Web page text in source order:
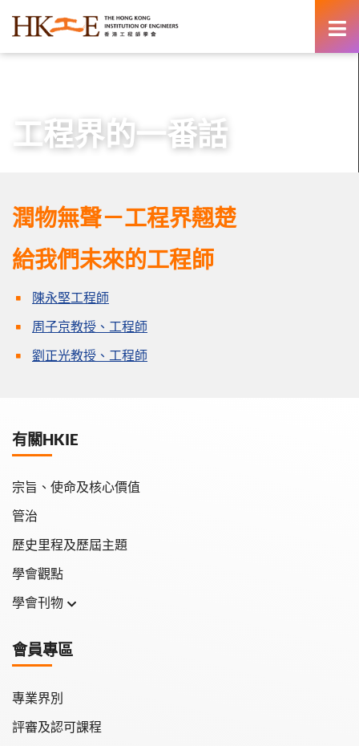
工程界的一番話
潤物無聲－工程界翹楚
給我們未來的工程師
陳永堅工程師
周子京教授、工程師
劉正光教授、工程師
有關HKIE
宗旨、使命及核心價值
管治
歷史里程及歷屆主題
學會觀點
學會刊物
學會會報
會員專區
專業界別
評審及認可課程